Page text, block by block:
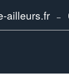
ailleurs.fr –